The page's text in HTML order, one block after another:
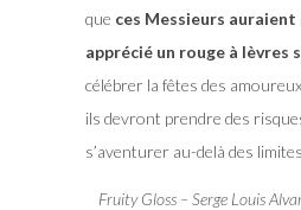
que ces Messieurs
apprécié un rouge à lèvres
célébrer la fêtes des
ils devront prendre des
s’aventurer au-delà des
Fruity Gloss – Serge Louis